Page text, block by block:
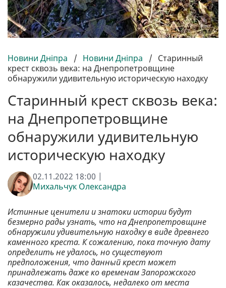
Новини Дніпра / Новини Дніпра / Старинный
крест сквозь века: на Днепропетровщине
обнаружили удивительную историческую находку
Старинный крест сквозь века:
на Днепропетровщине
обнаружили удивительную
историческую находку
02.11.2022 18:00 |
Михальчук Олександра
Истинные ценители и знатоки истории будут
безмерно рады узнать, что на Днепропетровщине
обнаружили удивительную находку в виде древнего
каменного креста. К сожалению, пока точную дату
определить не удалось, но существуют
предположения, что данный крест может
принадлежать даже ко временам Запорожского
казачества. Как оказалось, недалеко от места